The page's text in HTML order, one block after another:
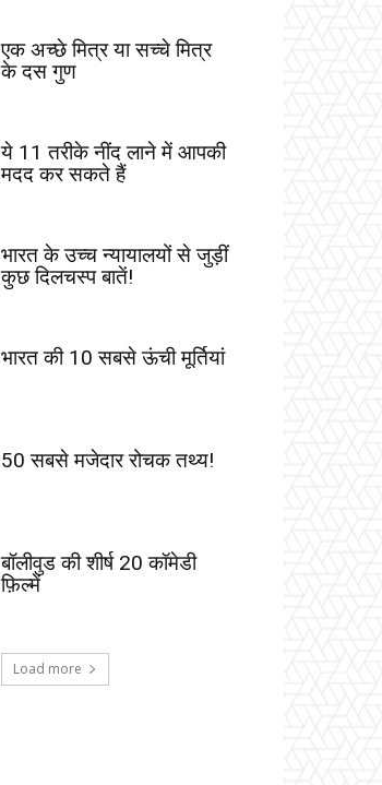
एक अच्छे मित्र या सच्चे मित्र
के दस गुण
ये 11 तरीके नींद लाने में आपकी
मदद कर सकते हैं
भारत के उच्च न्यायालयों से जुड़ीं
कुछ दिलचस्प बातें!
भारत की 10 सबसे ऊंची मूर्तियां
50 सबसे मजेदार रोचक तथ्य!
बॉलीवुड की शीर्ष 20 कॉमेडी
फ़िल्में
Load more